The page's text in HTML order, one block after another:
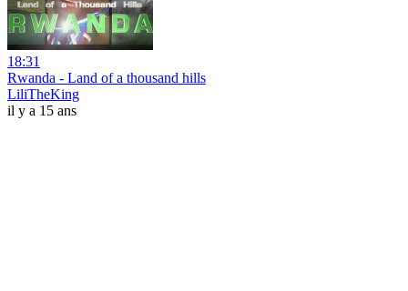
18:31
Rwanda - Land of a thousand hills
LiliTheKing
il y a 15 ans